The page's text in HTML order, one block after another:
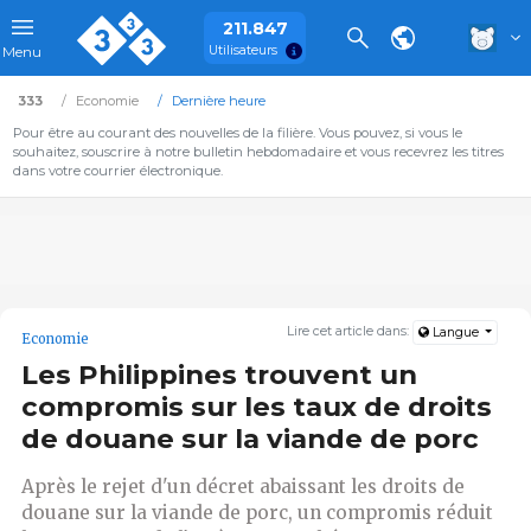
Menu
211.847
Utilisateurs
333 Economie
Dernière heure
Pour être au courant des nouvelles de la filière. Vous pouvez, si vous le
souhaitez, souscrire à notre bulletin hebdomadaire et vous recevrez les titres
dans votre courrier électronique.
Lire cet article dans: Langue
Economie
Les Philippines trouvent un
compromis sur les taux de droits
de douane sur la viande de porc
Après le rejet d'un décret abaissant les droits de
douane sur la viande de porc, un compromis réduit